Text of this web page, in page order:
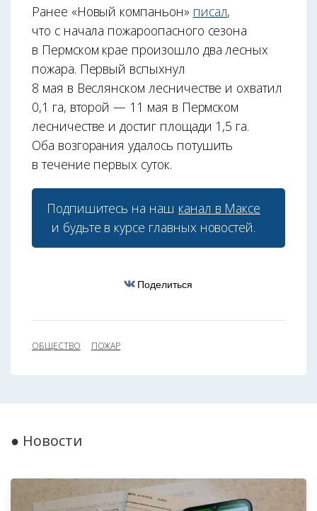
Ранее «Новый компаньон» писал,
что с начала пожароопасного сезона
в Пермском крае произошло два лесных
пожара. Первый вспыхнул
8 мая в Веслянском лесничестве и охватил
0,1 га, второй — 11 мая в Пермском
лесничестве и достиг площади 1,5 га.
Оба возгорания удалось потушить
в течение первых суток.
Подпишитесь на наш канал в Максе
и будьте в курсе главных новостей.
Поделиться
ОБЩЕСТВО ПОЖАР
● Новости